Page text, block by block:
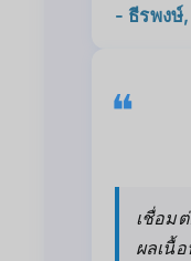
- ธีรพงษ์
❝
เชื่อม
ผลเนื้